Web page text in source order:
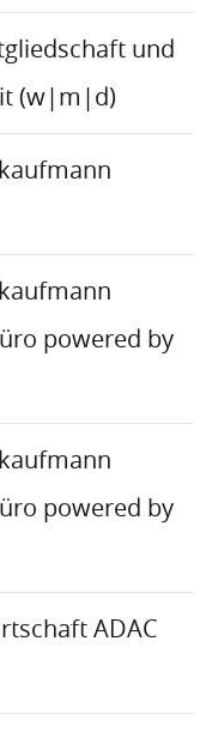
und
(w|m|d)
powered by
powered by
ADAC